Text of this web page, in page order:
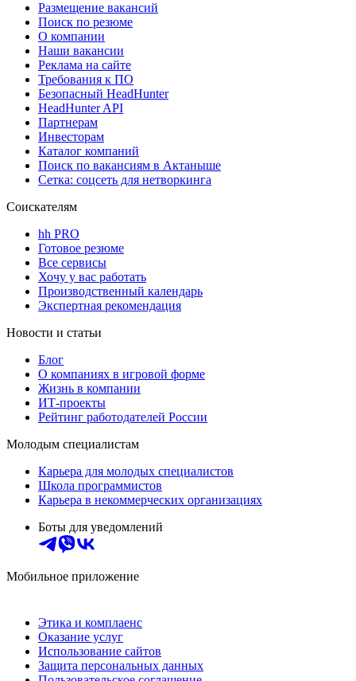
Размещение вакансий
Поиск по резюме
О компании
Наши вакансии
Реклама на сайте
Требования к ПО
Безопасный HeadHunter
HeadHunter API
Партнерам
Инвесторам
Каталог компаний
Поиск по вакансиям в Актаныше
Сетка: соцсеть для нетворкинга
Соискателям
hh PRO
Готовое резюме
Все сервисы
Хочу у вас работать
Производственный календарь
Экспертная рекомендация
Новости и статьи
Блог
О компаниях в игровой форме
Жизнь в компании
ИТ-проекты
Рейтинг работодателей России
Молодым специалистам
Карьера для молодых специалистов
Школа программистов
Карьера в некоммерческих организациях
Боты для уведомлений
Мобильное приложение
Этика и комплаенс
Оказание услуг
Использование сайтов
Защита персональных данных